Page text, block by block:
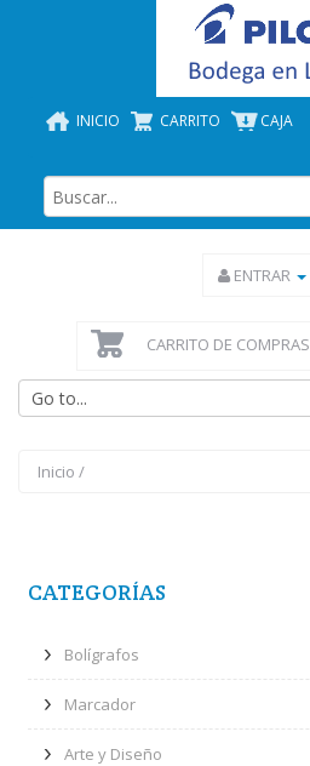
INICIO CARRITO CAJA
ENTRAR
CARRITO DE COMPRAS
Inicio /
CATEGORÍAS
Bolígrafos
Marcador
Arte y Diseño